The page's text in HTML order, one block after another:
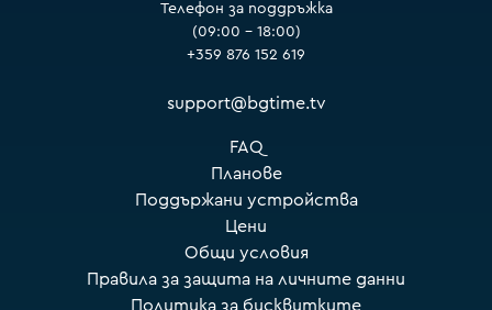
Телефон за поддръжка
(09:00 – 18:00)
+359 876 152 619
support@bgtime.tv
FAQ
Планове
Поддържани устройства
Цени
Общи условия
Правила за защита на личните данни
Политика за бисквитките